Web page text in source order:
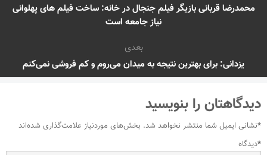
محمدرضا قربانی بازیگر فیلم جنجال در خانه: ساخت فیلم های پهلوانی
نیاز جامعه است
بعدی
یزدانی: برای بهترین نتیجه به میدان می‌روم و کم فروشی نمی‌کنم
دیدگاهتان را بنویسید
نشانی ایمیل شما منتشر نخواهد شد. بخش‌های موردنیاز علامت‌گذاری شده‌اند
*
دیدگاه*